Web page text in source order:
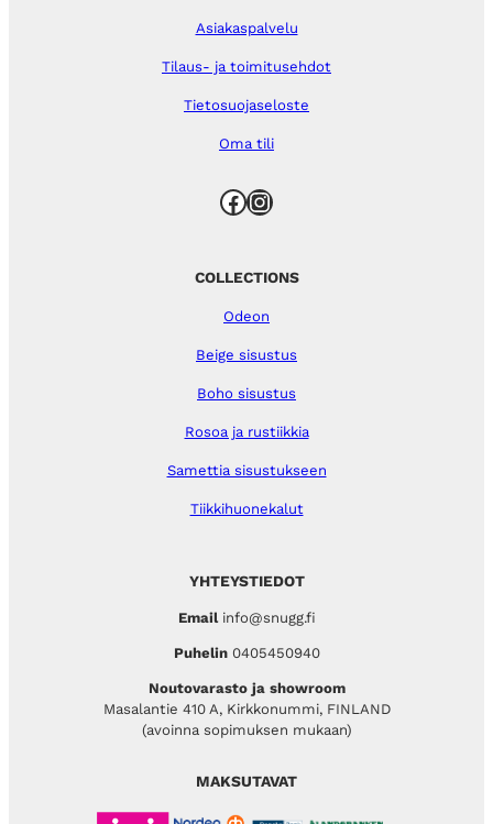
Asiakaspalvelu
Tilaus- ja toimitusehdot
Tietosuojaseloste
Oma tili
Facebook Instagram
YHTEYSTIEDOT
Emailinfo@snugg.fi
Puhelin 0405450940
Noutovarasto ja showroom
Masalantie 410 A, Kirkkonummi, FINLAND
(avoinna sopimuksen mukaan)
COLLECTIONS
Odeon
Beige sisustus
Boho sisustus
Rosoa ja rustiikkia
Samettia sisustukseen
Tiikkihuonekalut
MAKSUTAVAT